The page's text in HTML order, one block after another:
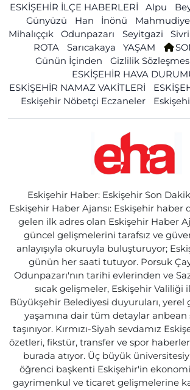
ESKİŞEHİR İLÇE HABERLERİ
Alpu
Günyüzü
Han İnönü Mahmudiye
Mihalıççık
Odunpazarı Seyitgazi
ROTA
Sarıcakaya YAŞAM
Günün İçinden
Gizlilik
ESKİŞEHİR HAVA
ESKİŞEHİR NAMAZ VAKİTLERİ
Eskişehir Nöbetçi Eczaneler
Eskişehir Haber: Eskişehir Son
Eskişehir Haber Ajansı: Eskişehir
gelen ilk adres olan Eskişehir Haber
güncel gelişmelerini tarafsız ve
anlayışıyla okuruyla buluşturuyor;
günün her saati tutuyor. Porsuk
Odunpazarı'nın tarihi evlerinden ve
sıcak gelişmeler, Eskişehir Valiliği
Büyükşehir Belediyesi duyuruları, yerel
yaşamına dair tüm detaylar anbean
taşınıyor. Kırmızı-Siyah sevdamız
özetleri, fikstür, transfer ve spor
burada atıyor. Üç büyük
öğrenci başkenti Eskişehir'in
gayrimenkul ve ticaret gelişmelerine